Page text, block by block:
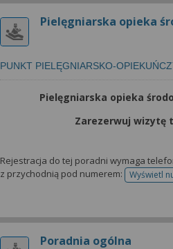
Pielęgniarska opieka
PUNKT PIELĘGNIARSKO-
Pielęgniarska opieka
Zarezerwuj wizytę
Rejestracja do tej poradni wymaga
z przychodnią pod numerem:
Wyświetl
Poradnia ogólna